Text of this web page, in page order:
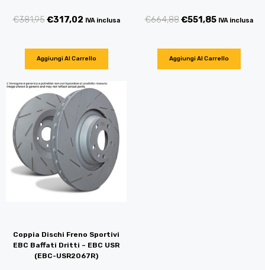
€381,95€317,02 IVA inclusa
Aggiungi Al Carrello
€664,88€551,85 IVA inclusa
Aggiungi Al Carrello
Coppia Dischi Freno Sportivi
EBC Baffati Dritti – EBC USR
(EBC-USR2067R)